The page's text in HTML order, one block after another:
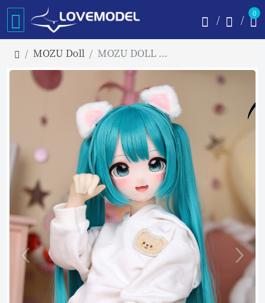
0
MOZU Doll MOZU DOLL 85cm Aカップ 小音ちゃん ソフトビニール製頭部 TPE製ボディ 肌色＆眼球色＆メイク＆ウィッグ＆衣装は宣材写真と同じ 6kg